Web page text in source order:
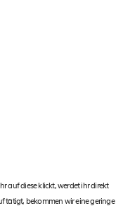
auf diese klickt, werdet ihr direkt
tätigt, bekommen wir eine geringe